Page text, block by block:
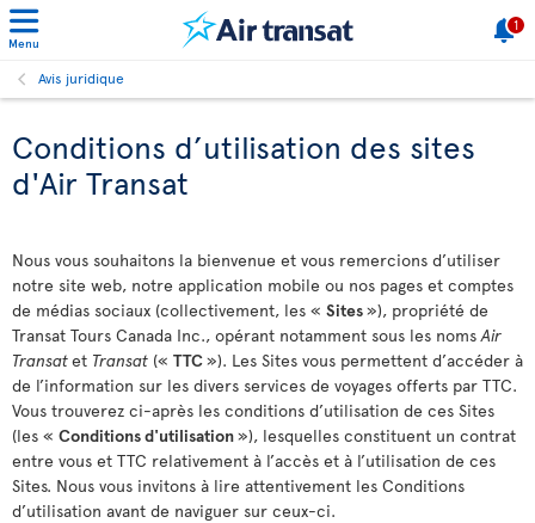
Menu
1
Avis juridique
Conditions d’utilisation des sites
d'Air Transat
Nous vous souhaitons la bienvenue et vous remercions d’utiliser
notre site web, notre application mobile ou nos pages et comptes
de médias sociaux (collectivement, les « Sites»), propriété de
Transat Tours Canada Inc., opérant notamment sous les nomsAir
Transatet Transat (« TTC»). Les Sites vous permettent d’accéder à
de l’information sur les divers services de voyages offerts par TTC.
Vous trouverez ci-après les conditions d’utilisation de ces Sites
(les « Conditions d'utilisation»), lesquelles constituent un contrat
entre vous et TTC relativement à l’accès et à l’utilisation de ces
Sites. Nous vous invitons à lire attentivement les Conditions
d’utilisation avant de naviguer sur ceux-ci.